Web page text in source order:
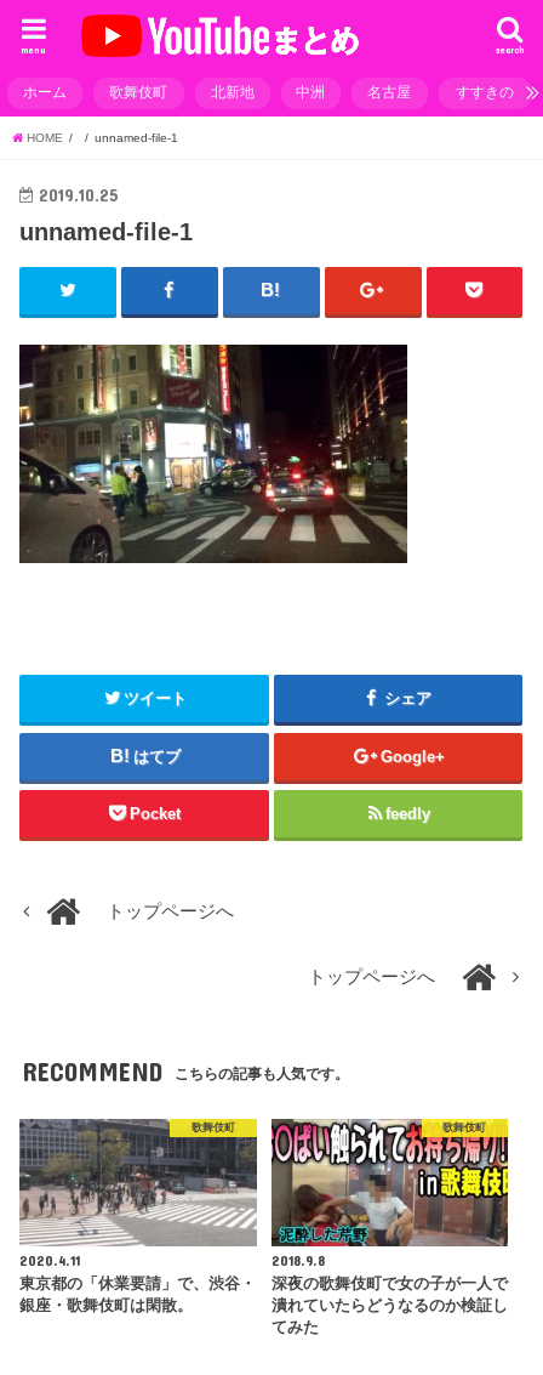
search
menu
ホーム 歌舞伎町 北新地 中洲 名古屋 すすきの
HOME unnamed-file-1
2019.10.25
unnamed-file-1
ツイート シェア
はてブ Google+
Pocket feedly
トップページへ
トップページへ
RECOMMEND こちらの記事も人気です。
歌舞伎町
2020.4.11
東京都の「休業要請」で、渋谷・
銀座・歌舞伎町は閑散。
歌舞伎町
2018.9.8
深夜の歌舞伎町で女の子が一人で
潰れていたらどうなるのか検証し
てみた